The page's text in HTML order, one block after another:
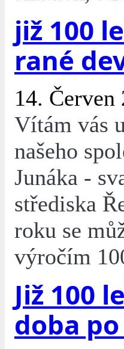
již 100
rané
14.
Vítám vás
našeho
Junáka -
střediska
roku se
výročím
Již 100
doba